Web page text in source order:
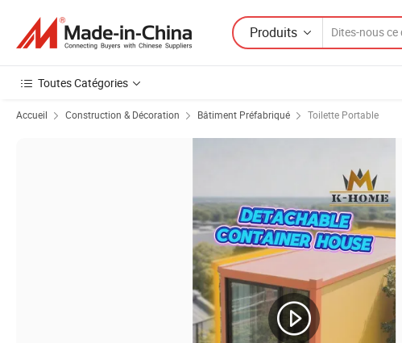
Produits
Toutes Catégories
Accueil Construction & Décoration Bâtiment Préfabriqué Toilette Portable